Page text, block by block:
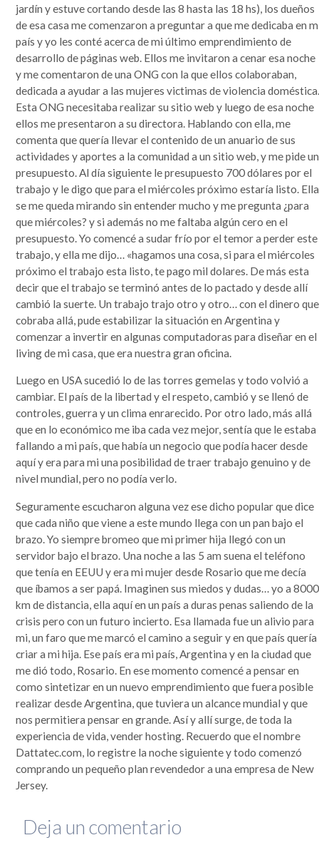
jardín y estuve cortando desde las 8 hasta las 18 hs), los dueños
de esa casa me comenzaron a preguntar a que me dedicaba en
país y yo les conté acerca de mi último emprendimiento de
desarrollo de páginas web. Ellos me invitaron a cenar esa noche
y me comentaron de una ONG con la que ellos colaboraban,
dedicada a ayudar a las mujeres victimas de violencia
Esta ONG necesitaba realizar su sitio web y luego de esa noche
ellos me presentaron a su directora. Hablando con ella, me
comenta que quería llevar el contenido de un anuario de sus
actividades y aportes a la comunidad a un sitio web, y me pide un
presupuesto. Al día siguiente le presupuesto 700 dólares por el
trabajo y le digo que para el miércoles próximo estaría listo. Ella
se me queda mirando sin entender mucho y me pregunta ¿para
que miércoles? y si además no me faltaba algún cero en el
presupuesto. Yo comencé a sudar frío por el temor a perder este
trabajo, y ella me dijo… «hagamos una cosa, si para el miércoles
próximo el trabajo esta listo, te pago mil dolares. De más esta
decir que el trabajo se terminó antes de lo pactado y desde allí
cambió la suerte. Un trabajo trajo otro y otro… con el dinero que
cobraba allá, pude estabilizar la situación en Argentina y
comenzar a invertir en algunas computadoras para diseñar en el
living de mi casa, que era nuestra gran oficina.
Luego en USA sucedió lo de las torres gemelas y todo volvió a
cambiar. El país de la libertad y el respeto, cambió y se llenó de
controles, guerra y un clima enrarecido. Por otro lado, más allá
que en lo económico me iba cada vez mejor, sentía que le estaba
fallando a mi país, que había un negocio que podía hacer desde
aquí y era para mi una posibilidad de traer trabajo genuino y de
nivel mundial, pero no podía verlo.
Seguramente escucharon alguna vez ese dicho popular que dice
que cada niño que viene a este mundo llega con un pan bajo el
brazo. Yo siempre bromeo que mi primer hija llegó con un
servidor bajo el brazo. Una noche a las 5 am suena el teléfono
que tenía en EEUU y era mi mujer desde Rosario que me decía
que íbamos a ser papá. Imaginen sus miedos y dudas… yo a 8000
km de distancia, ella aquí en un país a duras penas saliendo de la
crisis pero con un futuro incierto. Esa llamada fue un alivio para
mi, un faro que me marcó el camino a seguir y en que país quería
criar a mi hija. Ese país era mi país, Argentina y en la ciudad que
me dió todo, Rosario. En ese momento comencé a pensar en
como sintetizar en un nuevo emprendimiento que fuera posible
realizar desde Argentina, que tuviera un alcance mundial y que
nos permitiera pensar en grande. Así y allí surge, de toda la
experiencia de vida, vender hosting. Recuerdo que el nombre
Dattatec.com, lo registre la noche siguiente y todo comenzó
comprando un pequeño plan revendedor a una empresa de New
Jersey.
Deja un comentario